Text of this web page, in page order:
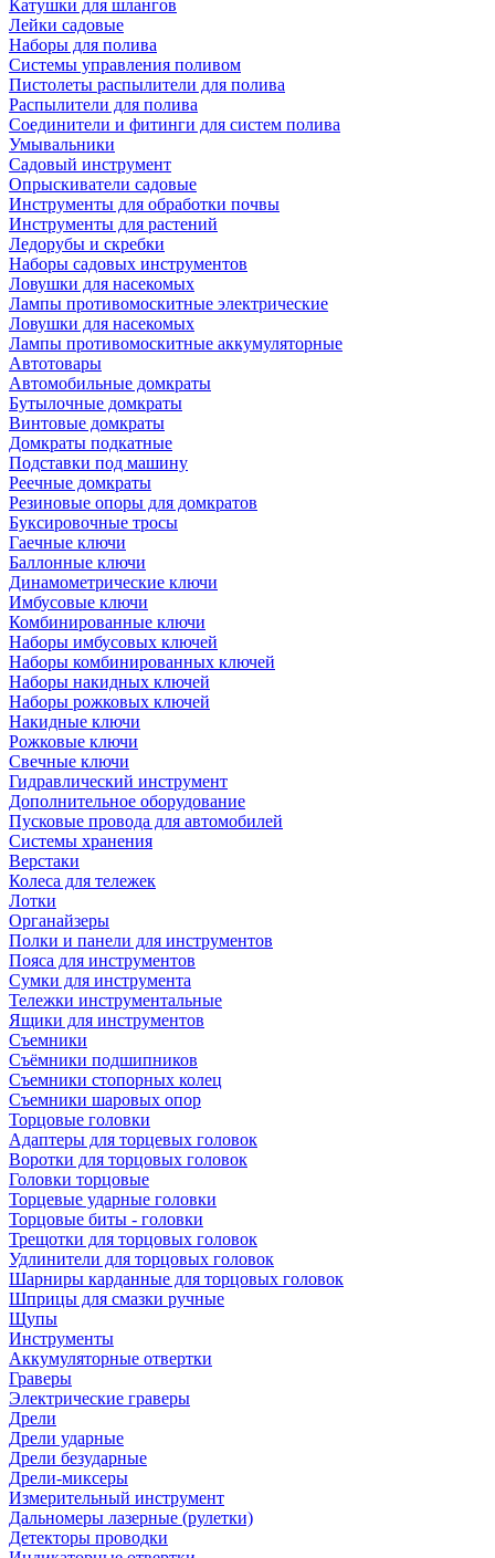
Катушки для шлангов
Лейки садовые
Наборы для полива
Системы управления поливом
Пистолеты распылители для полива
Распылители для полива
Соединители и фитинги для систем полива
Умывальники
Садовый инструмент
Опрыскиватели садовые
Инструменты для обработки почвы
Инструменты для растений
Ледорубы и скребки
Наборы садовых инструментов
Ловушки для насекомых
Лампы противомоскитные электрические
Ловушки для насекомых
Лампы противомоскитные аккумуляторные
Автотовары
Автомобильные домкраты
Бутылочные домкраты
Винтовые домкраты
Домкраты подкатные
Подставки под машину
Реечные домкраты
Резиновые опоры для домкратов
Буксировочные тросы
Гаечные ключи
Баллонные ключи
Динамометрические ключи
Имбусовые ключи
Комбинированные ключи
Наборы имбусовых ключей
Наборы комбинированных ключей
Наборы накидных ключей
Наборы рожковых ключей
Накидные ключи
Рожковые ключи
Свечные ключи
Гидравлический инструмент
Дополнительное оборудование
Пусковые провода для автомобилей
Системы хранения
Верстаки
Колеса для тележек
Лотки
Органайзеры
Полки и панели для инструментов
Пояса для инструментов
Сумки для инструмента
Тележки инструментальные
Ящики для инструментов
Съемники
Съёмники подшипников
Съемники стопорных колец
Съемники шаровых опор
Торцовые головки
Адаптеры для торцевых головок
Воротки для торцовых головок
Головки торцовые
Торцевые ударные головки
Торцовые биты - головки
Трещотки для торцовых головок
Удлинители для торцовых головок
Шарниры карданные для торцовых головок
Шприцы для смазки ручные
Щупы
Инструменты
Аккумуляторные отвертки
Граверы
Электрические граверы
Дрели
Дрели ударные
Дрели безударные
Дрели-миксеры
Измерительный инструмент
Дальномеры лазерные (рулетки)
Детекторы проводки